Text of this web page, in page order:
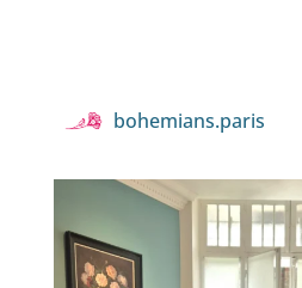
bohemians.paris